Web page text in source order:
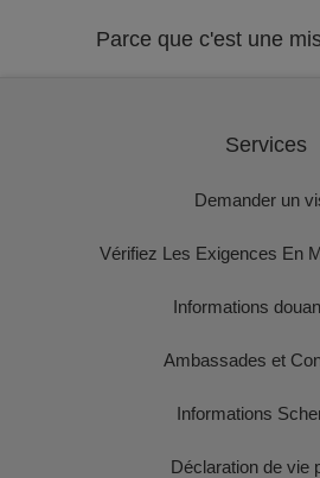
Parce que c'est une
Services
Demander un
Vérifiez Les Exigences En
Informations
Ambassades et
Informations
Déclaration de vie